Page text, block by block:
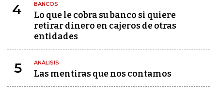
4 BANCOS
Lo que le cobra su banco si quiere
retirar dinero en cajeros de otras
entidades
5 ANÁLISIS
Las mentiras que nos contamos